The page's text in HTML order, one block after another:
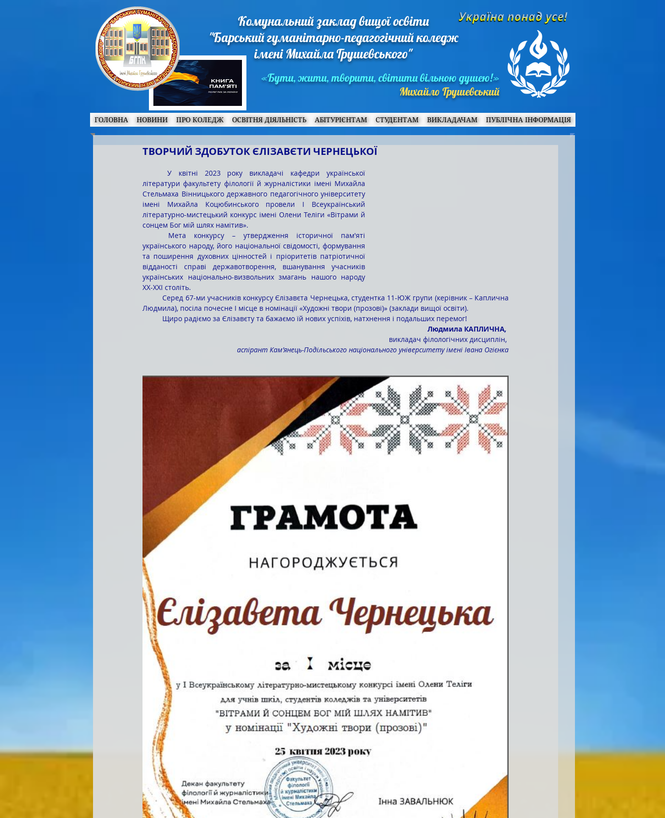
Комунальний заклад вищої освіти
"Барський гуманітарно-педагогічний коледж
імені Михайла Грушевського"
«Бути, жити, творити, світити вільною душею!»
Михайло Грушевський
ГОЛОВНА НОВИНИ ПРО КОЛЕДЖ ОСВІТНЯ ДІЯЛЬНІСТЬ АБІТУРІЄНТАМ СТУДЕНТАМ ВИКЛАДАЧАМ ПУБЛІЧНА ІНФОРМАЦІЯ
ТВОРЧИЙ ЗДОБУТОК ЄЛІЗАВЄТИ ЧЕРНЕЦЬКОЇ
літератури факультету філології й журналістики імені Михайла
Стельмаха Вінницького державного педагогічного університету
імені Михайла Коцюбинського провели І Всеукраїнський
літературно-мистецький конкурс імені Олени Теліги «Вітрами й
сонцем Бог мій шлях намітив».
українського народу, його національної свідомості, формування
та поширення духовних цінностей і пріоритетів патріотичної
відданості справі державотворення, вшанування учасників
українських національно-визвольних змагань нашого народу
ХХ-ХХІ століть.
Людмила), посіла почесне І місце в номінації «Художні твори (прозові)» (заклади вищої освіти).
	Щиро радіємо за Єлізавєту та бажаємо їй нових успіхів, натхнення і подальших перемог!
Людмила КАПЛИЧНА,
викладач філологічних дисциплін,
аспірант Кам’янець-Подільського національного університету імені Івана Огієнка